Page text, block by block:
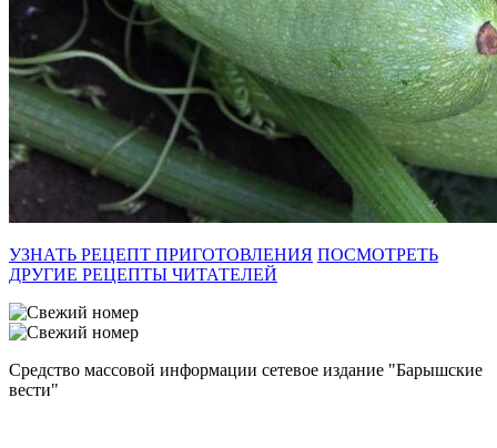
УЗНАТЬ РЕЦЕПТ ПРИГОТОВЛЕНИЯ ПОСМОТРЕТЬ
ДРУГИЕ РЕЦЕПТЫ ЧИТАТЕЛЕЙ
Средство массовой информации сетевое издание "Барышские
вести"